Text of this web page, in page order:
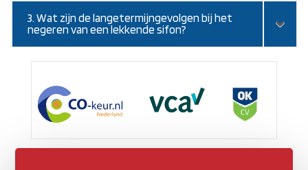
3. Wat zijn de langetermijngevolgen bij het
negeren van een lekkende sifon?